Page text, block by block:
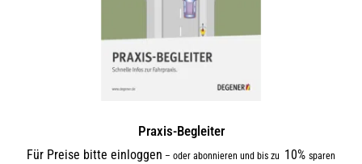
Praxis-Begleiter
Für Preise bitte einloggen – oder abonnieren und bis zu 10% sparen